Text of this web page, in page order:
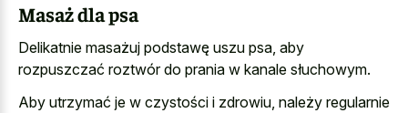
Masaż dla psa
Delikatnie masażuj podstawę uszu psa, aby
rozpuszczać roztwór do prania w kanale słuchowym.
Aby utrzymać je w czystości i zdrowiu, należy regularnie